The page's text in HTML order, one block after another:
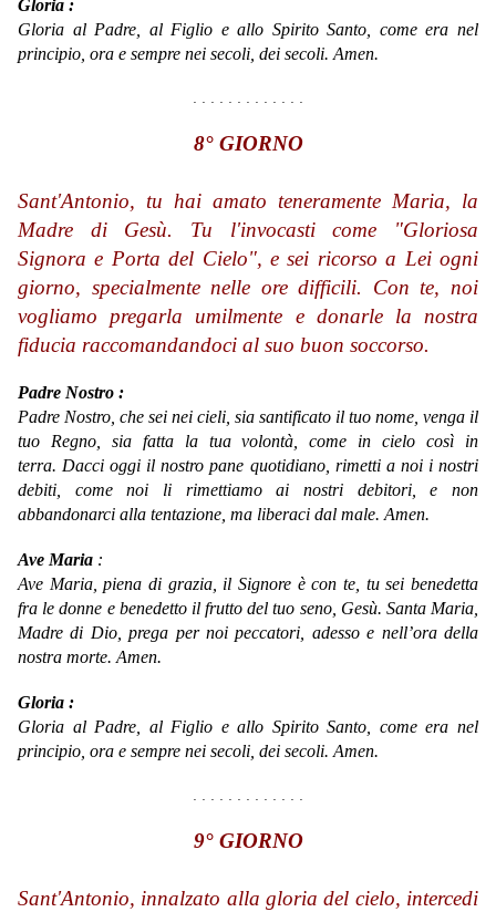
Gloria :
Gloria al Padre, al Figlio e allo Spirito Santo, come era nel
principio, ora e sempre nei secoli, dei secoli. Amen.
8° GIORNO
Sant'Antonio, tu hai amato teneramente Maria, la
Madre di Gesù. Tu l'invocasti come "Gloriosa
Signora e Porta del Cielo", e sei ricorso a Lei ogni
giorno, specialmente nelle ore difficili. Con te, noi
vogliamo pregarla umilmente e donarle la nostra
fiducia raccomandandoci al suo buon soccorso.
Padre Nostro :
Padre Nostro, che sei nei cieli, sia santificato il tuo nome, venga il
tuo Regno, sia fatta la tua volontà, come in cielo così in
terra. Dacci oggi il nostro pane quotidiano, rimetti a noi i nostri
debiti, come noi li rimettiamo ai nostri debitori, e non
abbandonarci alla tentazione, ma liberaci dal male. Amen.
Ave Maria :
Ave Maria,piena di grazia, il Signore è con te, tu sei benedetta
fra le donne e benedetto il frutto del tuo seno, Gesù. Santa Maria,
Madre di Dio,prega per noi peccatori, adesso e nell’ora della
nostra morte. Amen.
Gloria :
Gloria al Padre, al Figlio e allo Spirito Santo, come era nel
principio, ora e sempre nei secoli, dei secoli. Amen.
9° GIORNO
Sant'Antonio, innalzato alla gloria del cielo, intercedi